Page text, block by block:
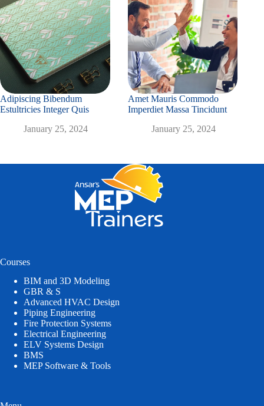
Adipiscing Bibendum
Estultricies Integer Quis
January 25, 2024
Amet Mauris Commodo
Imperdiet Massa Tincidunt
January 25, 2024
Courses
BIM and 3D Modeling
GBR & S
Advanced HVAC Design
Piping Engineering
Fire Protection Systems
Electrical Engineering
ELV Systems Design
BMS
MEP Software & Tools